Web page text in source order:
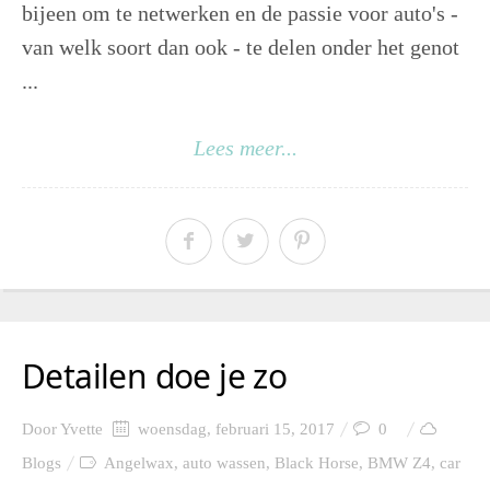
bijeen om te netwerken en de passie voor auto's -
van welk soort dan ook - te delen onder het genot
...
Lees meer...
Detailen doe je zo
DoorYvette woensdag, februari 15, 2017
0
Blogs
Angelwax, auto wassen, Black Horse, BMW Z4, car